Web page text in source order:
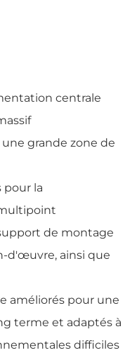
centrale
une grande zone de
pour la
de montage
d'œuvre, ainsi que
améliorés pour une
terme et adaptés à
difficiles